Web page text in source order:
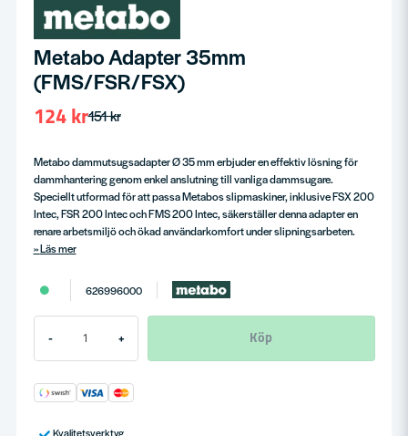
Metabo Adapter 35mm
(FMS/FSR/FSX)
151 kr
124 kr
Metabo dammutsugsadapter Ø 35 mm erbjuder en effektiv lösning för
dammhantering genom enkel anslutning till vanliga dammsugare.
Speciellt utformad för att passa Metabos slipmaskiner, inklusive FSX 200
Intec, FSR 200 Intec och FMS 200 Intec, säkerställer denna adapter en
renare arbetsmiljö och ökad användarkomfort under slipningsarbeten.
Läs mer
626996000
- + Köp
Kvalitetsverktyg